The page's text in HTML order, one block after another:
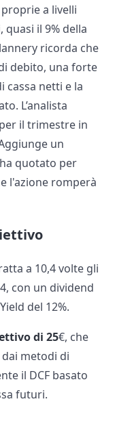
a livelli
il 9% della
ricorda che
debito, una forte
cassa netti e la
L’analista
il trimestre in
un
quotato per
l'azione romperà
a 10,4 volte gli
con un dividend
del 12%.
di 25€, che
metodi di
il DCF basato
futuri.